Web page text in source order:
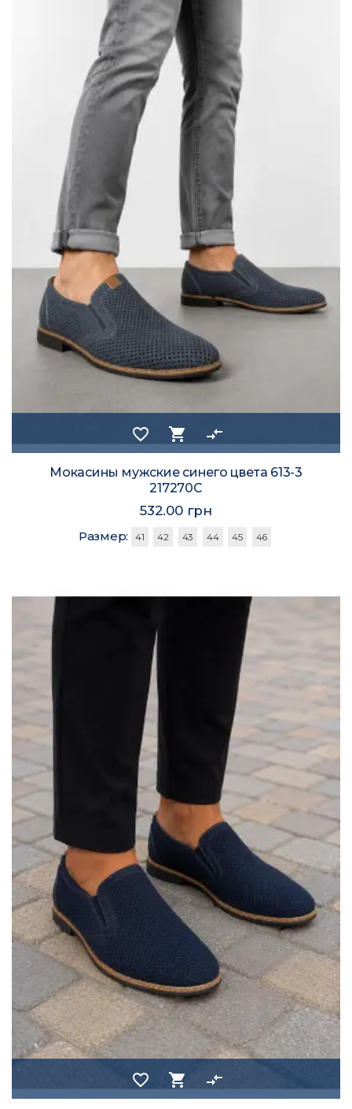
favorite_border shopping_cart compare_arrows
Мокасины мужские синего цвета 613-3
217270C
532.00 грн
Размер: 41 42 43 44 45 46
favorite_border shopping_cart compare_arrows